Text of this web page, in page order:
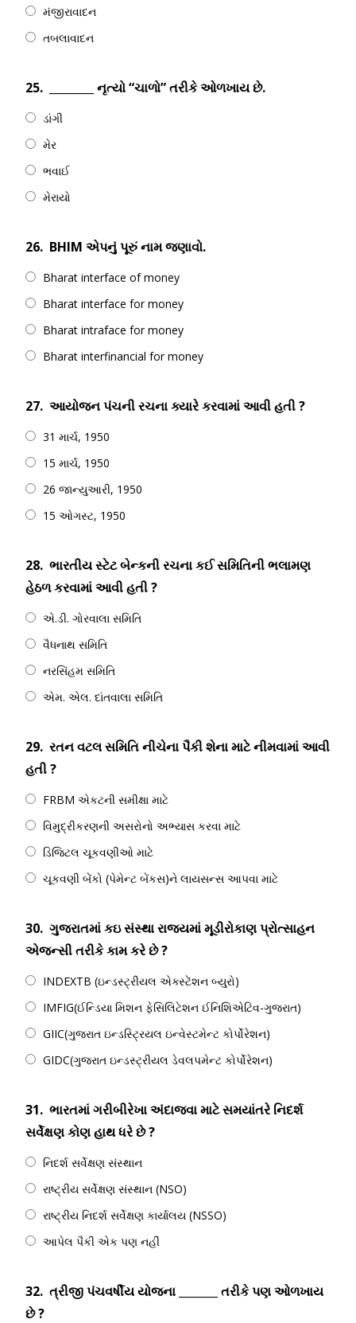
મંજીરાવાદન
તબલાવાદન
25. ________ નૃત્યો “ચાળો” તરીકે ઓળખાય છે.
ડાંગી
મેર
ભવાઈ
મેરાયો
26. BHIM એપનું પૂરું નામ જણાવો.
Bharat interface of money
Bharat interface for money
Bharat intraface for money
Bharat interfinancial for money
27. આયોજન પંચની રચના ક્યારે કરવામાં આવી હતી ?
31 માર્ચ, 1950
15 માર્ચ, 1950
26 જાન્યુઆરી, 1950
15 ઓગસ્ટ, 1950
28. ભારતીય સ્ટેટ બેન્કની રચના કઈ સમિતિની ભલામણ
હેઠળ કરવામાં આવી હતી ?
એ.ડી. ગોરવાલા સમિતિ
વૈધનાથ સમિતિ
નરસિંહમ સમિતિ
એમ. એલ. દાંતવાલા સમિતિ
29. રતન વટલ સમિતિ નીચેના પૈકી શેના માટે નીમવામાં આવી
હતી ?
FRBM એકટની સમીક્ષા માટે
વિમુદ્રીકરણની અસરોનો અભ્યાસ કરવા માટે
ડિજિટલ ચૂકવણીઓ માટે
ચૂકવણી બેંકો (પેમેન્ટ બેંકસ)ને લાયસન્સ આપવા માટે
30. ગુજરાતમાં કઇ સંસ્થા રાજ્યમાં મૂડીરોકાણ પ્રોત્સાહન
એજન્સી તરીકે કામ કરે છે ?
INDEXTB (ઇન્ડસ્ટ્રીયલ એક્સ્ટેંશન બ્યુરો)
IMFIG(ઈન્ડિયા મિશન ફેસિલિટેશન ઈનિશિએટિવ-ગુજરાત)
GIIC(ગુજરાત ઇન્ડસ્ટ્રિયલ ઇન્વેસ્ટમેન્ટ કોર્પોરેશન)
GIDC(ગુજરાત ઇન્ડસ્ટ્રીયલ ડેવલપમેન્ટ કોર્પોરેશન)
31. ભારતમાં ગરીબીરેખા અંદાજવા માટે સમયાંતરે નિદર્શ
સર્વેક્ષણ કોણ હાથ ધરે છે ?
નિદર્શ સર્વેક્ષણ સંસ્થાન
રાષ્ટ્રીય સર્વેક્ષણ સંસ્થાન (NSO)
રાષ્ટ્રીય નિદર્શ સર્વેક્ષણ કાર્યાલય (NSSO)
આપેલ પૈકી એક પણ નહીં
32. ત્રીજી પંચવર્ષીય યોજના _______ તરીકે પણ ઓળખાય
છે ?